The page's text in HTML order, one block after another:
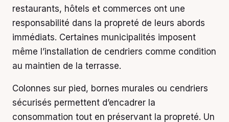
restaurants, hôtels et commerces ont une
responsabilité dans la propreté de leurs abords
immédiats. Certaines municipalités imposent
même l’installation de cendriers comme condition
au maintien de la terrasse.
Colonnes sur pied, bornes murales ou cendriers
sécurisés permettent d’encadrer la
consommation tout en préservant la propreté. Un